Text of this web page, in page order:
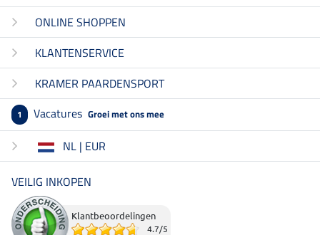
ONLINE SHOPPEN
KLANTENSERVICE
KRAMER PAARDENSPORT
1 Vacatures Groei met ons mee
NL | EUR
VEILIG INKOPEN
Klantbeoordelingen
4.7/5